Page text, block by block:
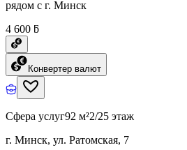
рядом с г. Минск
4 600 ƃ
Конвертер валют
Сфера услуг92 м²2/25 этаж
г. Минск, ул. Ратомская, 7